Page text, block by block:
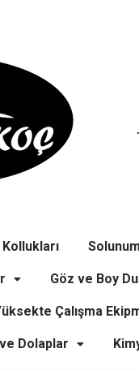
Kollukları
Göz ve Boy
Çalışma
Dolaplar